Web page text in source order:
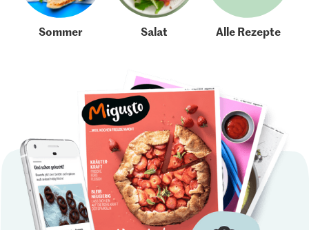
Sommer Salat Alle Rezepte